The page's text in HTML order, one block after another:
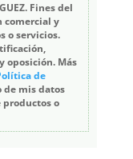
Fines del
comercial y
o servicios.
oposición. Más
de
de mis datos
productos o